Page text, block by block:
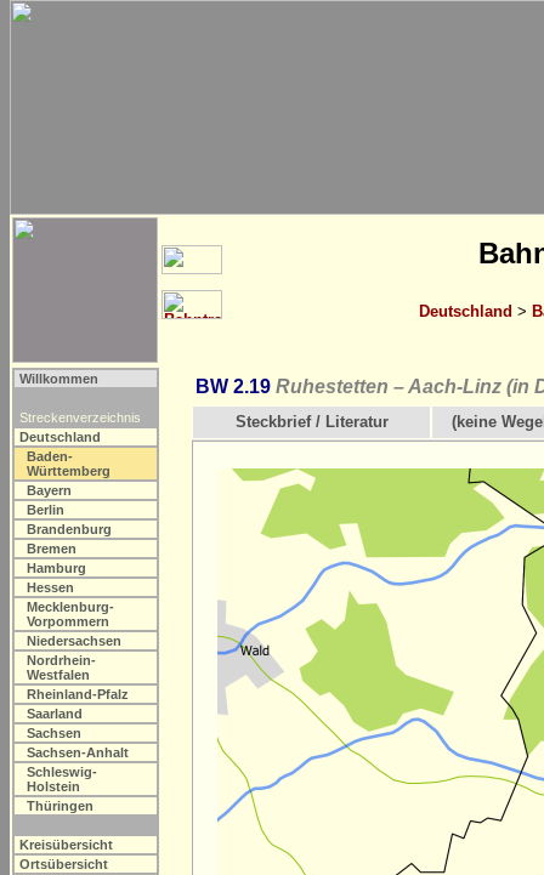
Deutschland >
Willkommen
Streckenverzeichnis
Deutschland
Baden-
Württemberg
Bayern
Berlin
Brandenburg
Bremen
Hamburg
Hessen
Mecklenburg-
Vorpommern
Niedersachsen
Nordrhein-
Westfalen
Rheinland-Pfalz
Saarland
Sachsen
Sachsen-Anhalt
Schleswig-
Holstein
Thüringen
Kreisübersicht
Ortsübersicht
BW 2.19 Ruhestetten – Aach-Linz (in
Steckbrief / Literatur (keine